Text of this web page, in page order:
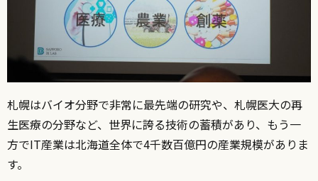
札幌はバイオ分野で非常に最先端の研究や、札幌医大の再
生医療の分野など、世界に誇る技術の蓄積があり、もう一
方でIT産業は北海道全体で4千数百億円の産業規模がありま
す。